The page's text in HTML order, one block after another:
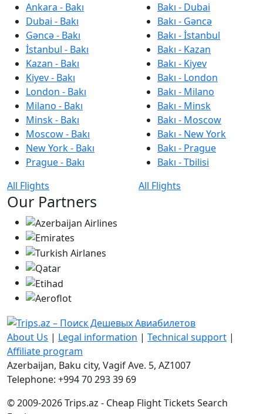
Ankara - Bakı
Dubai - Bakı
Gəncə - Bakı
İstanbul - Bakı
Kazan - Bakı
Kiyev - Bakı
London - Bakı
Milano - Bakı
Minsk - Bakı
Moscow - Bakı
New York - Bakı
Prague - Bakı
All Flights
Bakı - Dubai
Bakı - Gəncə
Bakı - İstanbul
Bakı - Kazan
Bakı - Kiyev
Bakı - London
Bakı - Milano
Bakı - Minsk
Bakı - Moscow
Bakı - New York
Bakı - Prague
Bakı - Tbilisi
All Flights
Our Partners
About Us | Legal information | Technical support |
Affiliate program
Azerbaijan, Baku city, Vagif Ave. 5, AZ1007
Telephone: +994 70 293 39 69
© 2009-2026 Trips.az - Cheap Flight Tickets Search